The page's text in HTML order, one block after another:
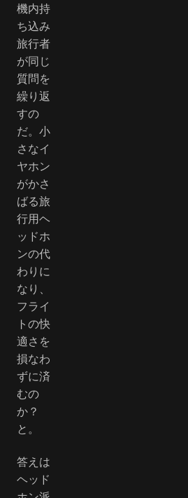
機内持
ち込み
旅行者
が同じ
質問を
繰り返
すの
だ。小
さなイ
ヤホン
がかさ
ばる旅
行用ヘ
ッドホ
ンの代
わりに
なり、
フライ
トの快
適さを
損なわ
ずに済
むの
か？
と。
答えは
ヘッド